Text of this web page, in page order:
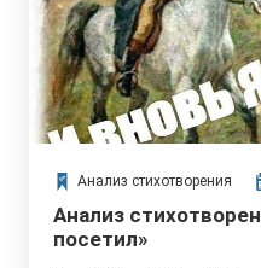
Анализ стихотворения
Анализ
посетил»